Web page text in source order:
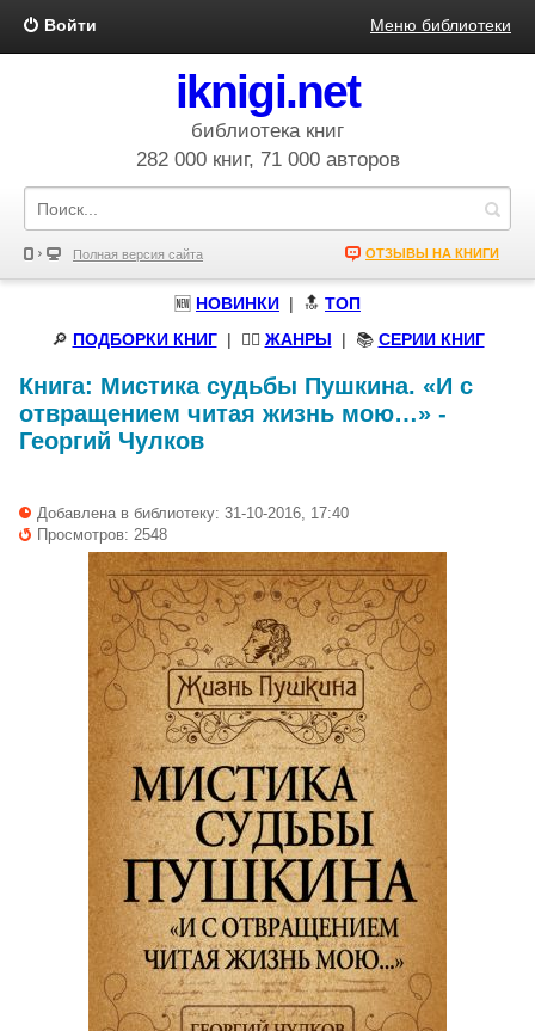
Войти Меню библиотеки
iknigi.net
библиотека книг
282 000 книг, 71 000 авторов
Полная версия сайта ОТЗЫВЫ НА КНИГИ
🆕 НОВИНКИ | 🔝 ТОП
🔎 ПОДБОРКИ КНИГ| 🧝‍♀️ ЖАНРЫ | 📚 СЕРИИ КНИГ
Книга: Мистика судьбы Пушкина. «И с
отвращением читая жизнь мою…» -
Георгий Чулков
Добавлена в библиотеку: 31-10-2016, 17:40
Просмотров: 2548